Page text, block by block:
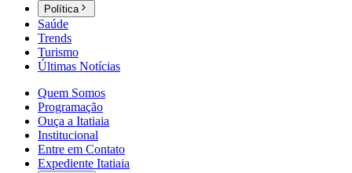
Política
Saúde
Trends
Turismo
Últimas Notícias
Quem Somos
Programação
Ouça a Itatiaia
Institucional
Entre em Contato
Expediente Itatiaia